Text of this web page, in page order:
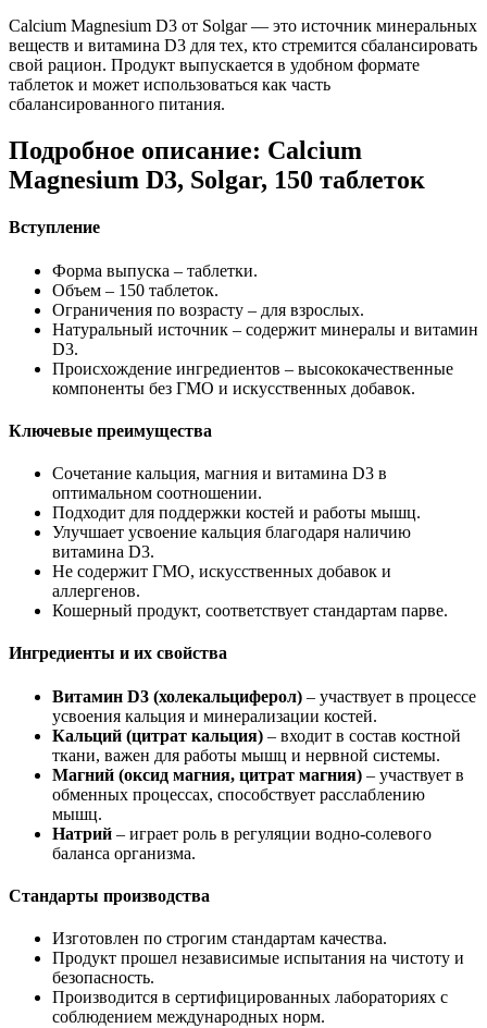
Calcium Magnesium D3 от Solgar — это источник минеральных
веществ и витамина D3 для тех, кто стремится сбалансировать
свой рацион. Продукт выпускается в удобном формате
таблеток и может использоваться как часть
сбалансированного питания.
Подробное описание: Calcium
Magnesium D3, Solgar, 150 таблеток
Вступление
Форма выпуска – таблетки.
Объем – 150 таблеток.
Ограничения по возрасту – для взрослых.
Натуральный источник – содержит минералы и витамин
D3.
Происхождение ингредиентов – высококачественные
компоненты без ГМО и искусственных добавок.
Ключевые преимущества
Сочетание кальция, магния и витамина D3 в
оптимальном соотношении.
Подходит для поддержки костей и работы мышц.
Улучшает усвоение кальция благодаря наличию
витамина D3.
Не содержит ГМО, искусственных добавок и
аллергенов.
Кошерный продукт, соответствует стандартам парве.
Ингредиенты и их свойства
Витамин D3 (холекальциферол) – участвует в процессе
усвоения кальция и минерализации костей.
Кальций (цитрат кальция) – входит в состав костной
ткани, важен для работы мышц и нервной системы.
Магний (оксид магния, цитрат магния) – участвует в
обменных процессах, способствует расслаблению
мышц.
Натрий – играет роль в регуляции водно-солевого
баланса организма.
Стандарты производства
Изготовлен по строгим стандартам качества.
Продукт прошел независимые испытания на чистоту и
безопасность.
Производится в сертифицированных лабораториях с
соблюдением международных норм.